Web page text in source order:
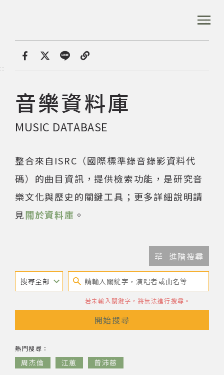
區
:::
首頁 音樂資料庫
:::
音樂資料庫
MUSIC DATABASE
整合來自ISRC（國際標準錄音錄影資料代
碼）的曲目資訊，提供檢索功能，是研究音
樂文化與歷史的關鍵工具；更多詳細說明請
見關於資料庫 。
進階搜尋
若未輸入關鍵字，將無法進行搜尋。
開始搜尋
熱門音樂人
搜尋：
周杰倫 江蕙 曾沛慈
首頁
音樂資料庫
數位典藏
專文專區
關於資料庫
音樂獎項
組織協會